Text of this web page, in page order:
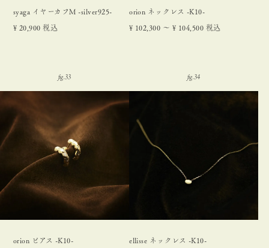
syaga イヤーカフM -silver925-
¥ 20,900 税込
orion ネックレス -K10-
¥ 102,300 〜 ¥ 104,500 税込
orion ピアス -K10- ellisse ネックレス -K10-